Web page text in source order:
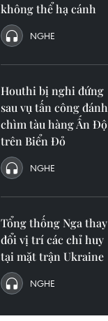
không thể hạ cánh
NGHE
Houthi bị nghi đứng
sau vụ tấn công đánh
chìm tàu hàng Ấn Độ
trên Biển Đỏ
NGHE
Tổng thống Nga thay
đổi vị trí các chỉ huy
tại mặt trận Ukraine
NGHE